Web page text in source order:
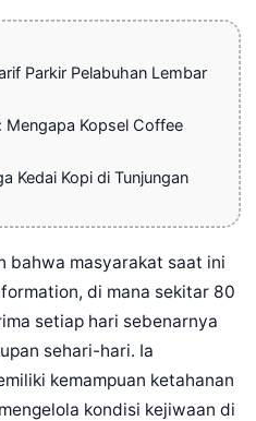
Parkir Pelabuhan Lembar
Mengapa Kopsel Coffee
Kedai Kopi di Tunjungan
bahwa masyarakat saat ini
di mana sekitar 80
setiap hari sebenarnya
sehari-hari. Ia
kemampuan ketahanan
kondisi kejiwaan di